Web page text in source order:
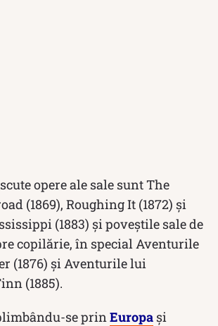
opere ale sale sunt The
(1869), Roughing It (1872) și
(1883) și poveștile sale de
copilărie, în special Aventurile
(1876) și Aventurile lui
(1885).
se prin Europa și